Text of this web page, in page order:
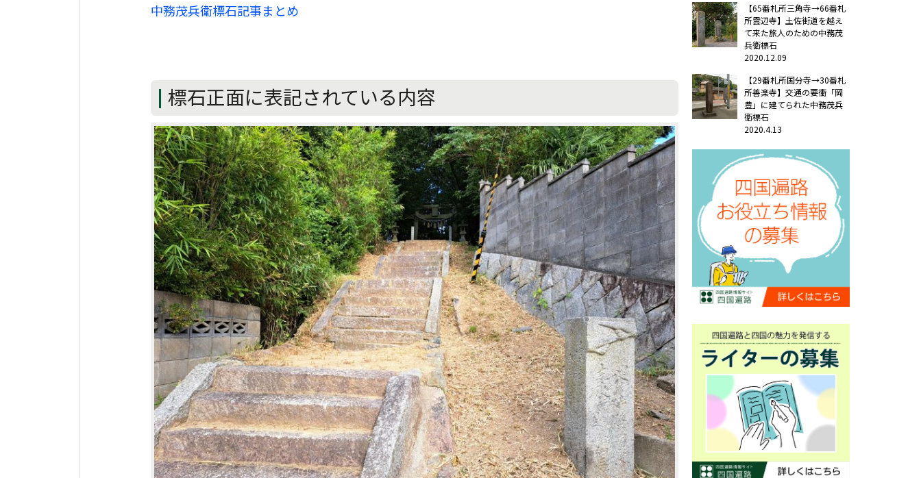
中務茂兵衛標石記事まとめ
標石正面に表記されている内容
【65番札所三角寺→66番札
所雲辺寺】土佐街道を越え
て来た旅人のための中務茂
兵衛標石
2020.12.09
【29番札所国分寺→30番札
所善楽寺】交通の要衝「岡
豊」に建てられた中務茂兵
衛標石
2020.4.13